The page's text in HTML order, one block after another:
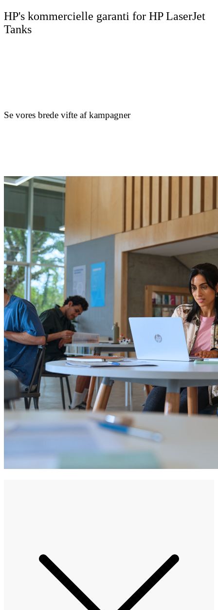
HP's kommercielle garanti for HP LaserJet
Tanks
Se vores brede vifte af kampagner